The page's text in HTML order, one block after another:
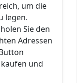
um die
legen.
Sie den
Adressen
und